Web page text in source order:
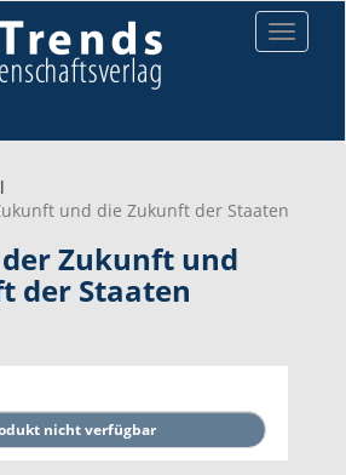
Toggle
und die Zukunft der Staaten
der Zukunft und
der Staaten